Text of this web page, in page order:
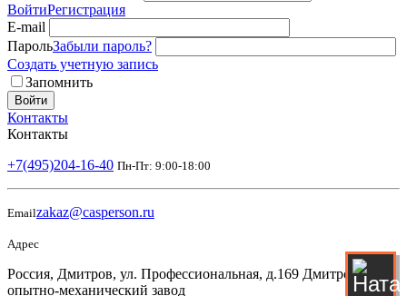
ВойтиРегистрация
E-mail
ПарольЗабыли пароль?
Создать учетную запись
Запомнить
Войти
Контакты
Контакты
+7(495)204-16-40 Пн-Пт: 9:00-18:00
Emailzakaz@casperson.ru
Адрес
Россия, Дмитров, ул. Профессиональная, д.169 Дмитровский
опытно-механический завод